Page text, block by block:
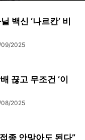
백신 ‘나르칸’ 비
09/2025
끊고 무조건 ‘이
08/2025
종 안맞아도 된다”